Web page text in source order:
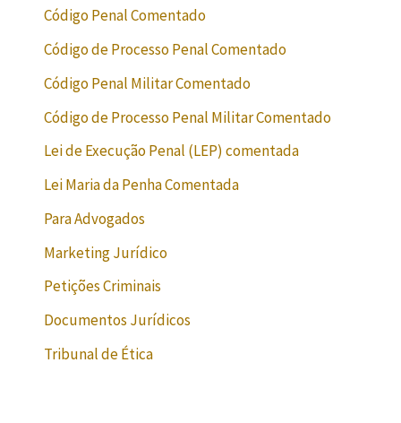
Código Penal Comentado
Código de Processo Penal Comentado
Código Penal Militar Comentado
Código de Processo Penal Militar Comentado
Lei de Execução Penal (LEP) comentada
Lei Maria da Penha Comentada
Para Advogados
Marketing Jurídico
Petições Criminais
Documentos Jurídicos
Tribunal de Ética